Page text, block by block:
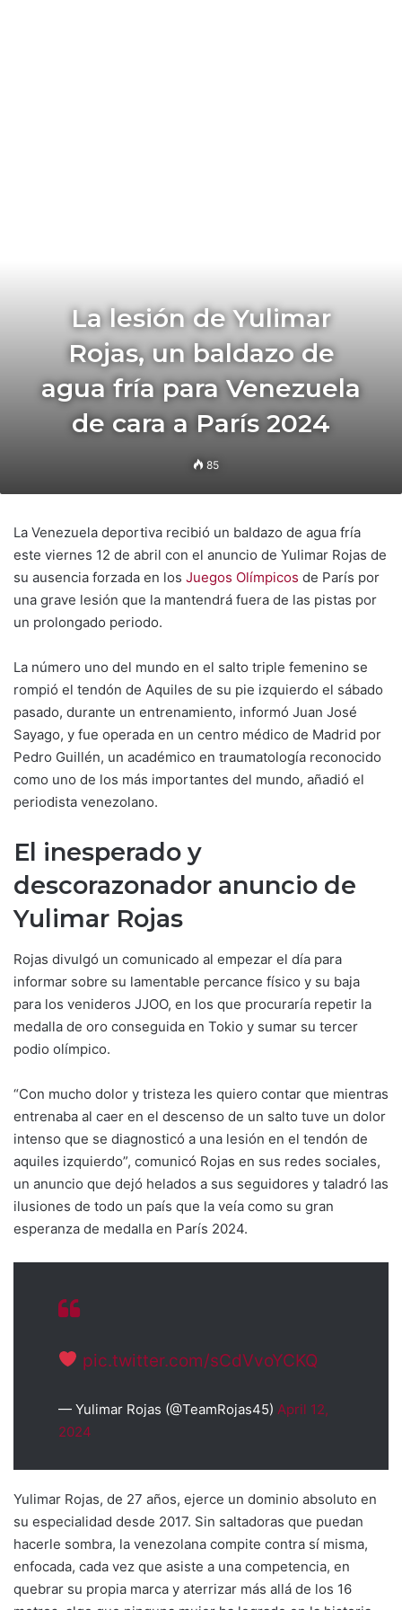
La lesión de Yulimar
Rojas, un baldazo de
agua fría para Venezuela
de cara a París 2024
85
La Venezuela deportiva recibió un baldazo de agua fría
este viernes 12 de abril con el anuncio de Yulimar Rojas de
su ausencia forzada en los Juegos Olímpicos de París por
una grave lesión que la mantendrá fuera de las pistas por
un prolongado periodo.
La número uno del mundo en el salto triple femenino se
rompió el tendón de Aquiles de su pie izquierdo el sábado
pasado, durante un entrenamiento, informó Juan José
Sayago, y fue operada en un centro médico de Madrid por
Pedro Guillén, un académico en traumatología reconocido
como uno de los más importantes del mundo, añadió el
periodista venezolano.
El inesperado y
descorazonador anuncio de
Yulimar Rojas
Rojas divulgó un comunicado al empezar el día para
informar sobre su lamentable percance físico y su baja
para los venideros JJOO, en los que procuraría repetir la
medalla de oro conseguida en Tokio y sumar su tercer
podio olímpico.
“Con mucho dolor y tristeza les quiero contar que mientras
entrenaba al caer en el descenso de un salto tuve un dolor
intenso que se diagnosticó a una lesión en el tendón de
aquiles izquierdo”, comunicó Rojas en sus redes sociales,
un anuncio que dejó helados a sus seguidores y taladró las
ilusiones de todo un país que la veía como su gran
esperanza de medalla en París 2024.
pic.twitter.com/sCdVvoYCKQ
— Yulimar Rojas (@TeamRojas45) April 12,
2024
Yulimar Rojas, de 27 años, ejerce un dominio absoluto en
su especialidad desde 2017. Sin saltadoras que puedan
hacerle sombra, la venezolana compite contra sí misma,
enfocada, cada vez que asiste a una competencia, en
quebrar su propia marca y aterrizar más allá de los 16